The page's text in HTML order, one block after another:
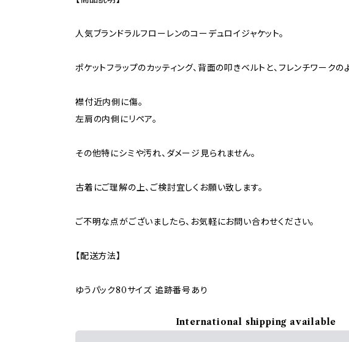
人気ブランドラルフローレンのコーデュロイジャケット。
ポケットフラップのカッティング、背面の叩きベルトと、フレンチワークの
襟付近内側に傷。
左肩の内側にリペア。
その他特にシミや汚れ、ダメージ見られません。
古着にご理解の上、ご検討宜しくお願い致します。
ご不明な点がございましたら、お気軽にお問い合わせください。
【配送方法】
ゆうパック80サイズ 追跡番号あり
International shipping available